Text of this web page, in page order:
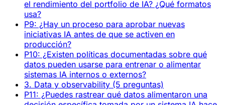
el rendimiento del portfolio de IA? ¿Qué formatos
usa?
P9: ¿Hay un proceso para aprobar nuevas
iniciativas IA antes de que se activen en
producción?
P10: ¿Existen políticas documentadas sobre qué
datos pueden usarse para entrenar o alimentar
sistemas IA internos o externos?
3. Data y observability (5 preguntas)
P11: ¿Puedes rastrear qué datos alimentaron una